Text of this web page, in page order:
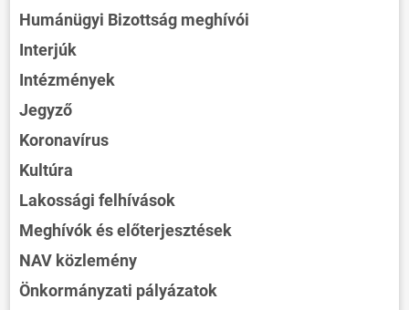
Humánügyi Bizottság meghívói
Interjúk
Intézmények
Jegyző
Koronavírus
Kultúra
Lakossági felhívások
Meghívók és előterjesztések
NAV közlemény
Önkormányzati pályázatok